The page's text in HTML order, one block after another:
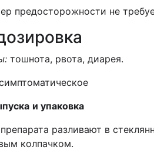
предосторожности не
тошнота, рвота, диарея.
и упаковка
разливают в
колпачком.